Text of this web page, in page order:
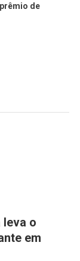
de
leva o
em